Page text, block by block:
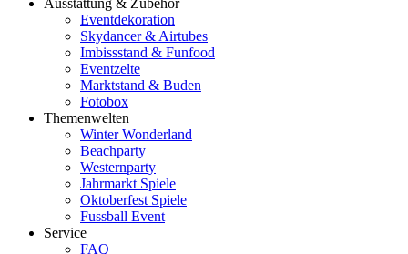
Ausstattung & Zubehör
Eventdekoration
Skydancer & Airtubes
Imbissstand & Funfood
Eventzelte
Marktstand & Buden
Fotobox
Themenwelten
Winter Wonderland
Beachparty
Westernparty
Jahrmarkt Spiele
Oktoberfest Spiele
Fussball Event
Service
FAQ